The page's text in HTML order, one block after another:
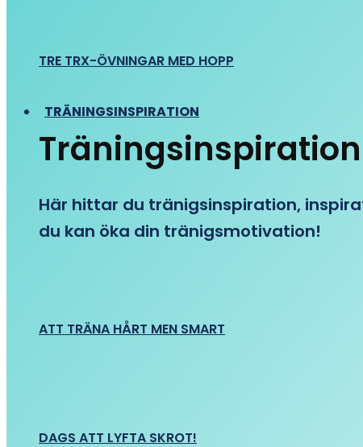
TRE TRX-ÖVNINGAR MED HOPP
TRÄNINGSINSPIRATION
Träningsinspiration
Här hittar du tränigsinspiration,
du kan öka din tränigsmotivation!
ATT TRÄNA HÅRT MEN SMART
DAGS ATT LYFTA SKROT!